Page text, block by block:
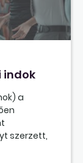
indok
a
szerzett,